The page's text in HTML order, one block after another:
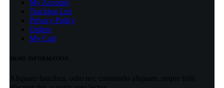
My Account
Tracking List
Privacy Policy
Orders
My Cart
MORE INFORMATION
Aliquam faucibus, odio nec commodo aliquam, neque felis